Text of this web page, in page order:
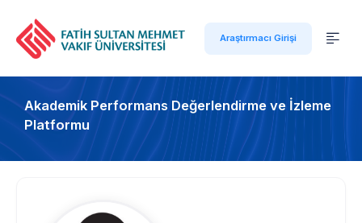
Araştırmacı Girişi
Akademik Performans Değerlendirme ve İzleme
Platformu